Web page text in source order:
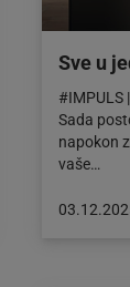
Sve u
#IMPULS
Sada
napokon
vaše…
Objava